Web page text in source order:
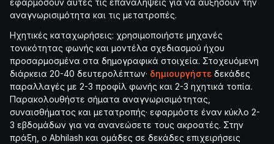
εφαρμόσουν αυτές τις επαναλήψεις για να αυξήσουν την
αναγνωρισιμότητα και τις μετατροπές.
Ηχητικές καταχωρήσεις: χρησιμοποιήστε μηχανές
τονικότητας φωνής και μοντέλα σχεδιασμού ήχου
προσαρμοσμένα στα δημογραφικά στοιχεία. Στοχευόμενη
διάρκεια 20-40 δευτερολέπτων· δημιουργήστε δεκάδες
παραλλαγές με 2-3 προφίλ φωνής και 2-3 ηχητικά τοπία.
Παρακολουθήστε σήματα αναγνωρισιμότητας,
συναισθήματος και μετατροπής· εφαρμόστε έναν κύκλο 2-
3 εβδομάδων για να ανανεώσετε τους ακροατές. Στην
πράξη, ο Abhilash και ομάδες σε δεκάδες επιχειρήσεις